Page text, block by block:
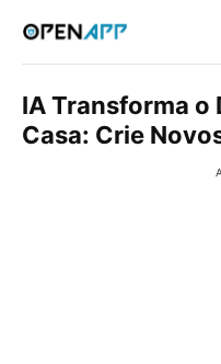
IA Transforma o
Casa: Crie